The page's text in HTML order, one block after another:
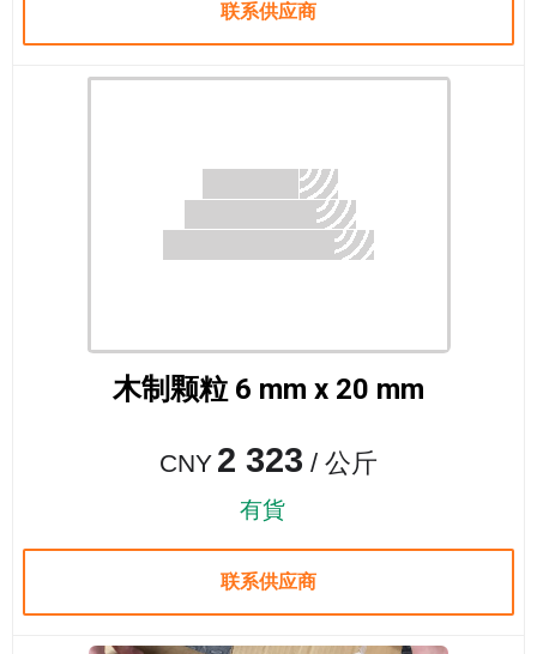
联系供应商
木制颗粒 6 mm x 20 mm
CNY 2 323 / 公斤
有貨
联系供应商